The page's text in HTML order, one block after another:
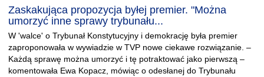
Zaskakująca propozycja byłej premier. "Można
umorzyć inne sprawy trybunału...
W 'walce' o Trybunał Konstytucyjny i demokrację była premier
zaproponowała w wywiadzie w TVP nowe ciekawe rozwiązanie. –
Każdą sprawę można umorzyć i tę potraktować jako pierwszą –
komentowała Ewa Kopacz, mówiąc o odesłanej do Trybunału